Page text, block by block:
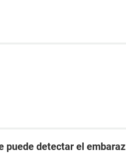
puede detectar el embaraz